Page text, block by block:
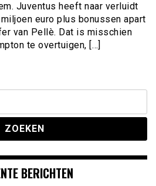
Juventus heeft naar verluidt
euro plus bonussen apart
van Pellè. Dat is misschien
te overtuigen, […]
BERICHTEN